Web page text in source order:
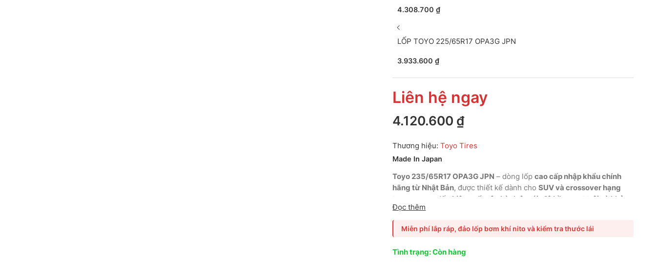
Liên hệ ngay
4.308.700₫
LỐP TOYO 225/65R17 OPA3G JPN
3.933.600₫
Made In Japan
4.120.600 ₫
Thương hiệu: Toyo Tires
Toyo 235/65R17 OPA3G JPN – dòng lốpcao cấp nhập khẩu chính
hãng từ Nhật Bản, được thiết kế dành choSUV và crossover hạng
, mang đến hiệu suất vận hành êm ái, độ bền vượt trội và khả
năng bám đường ổn định trong mọi điều kiện.
chuẩn
Balance Compound tiên tiến, giúpgiảm tiếng ồn, tiết kiệm nhiên liệu
CR-V, Mazda CX-5, Toyota RAV4, Hyundai SantaFe, Mitsubishi
Đọc thêm
Miễn phí lắp ráp, đảo lốp bơm khí nito và kiểm tra thước lái
Tình trạng: Còn hàng